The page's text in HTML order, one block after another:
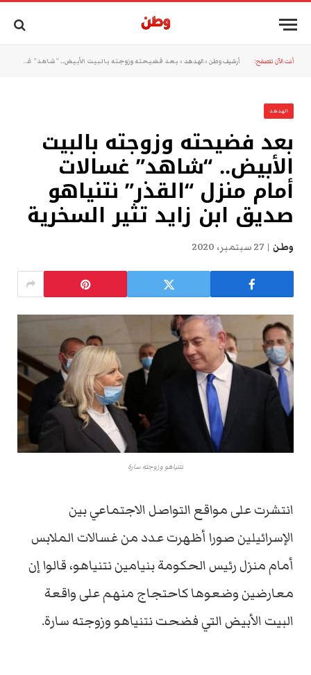
أنت الآن تتصفح: أرشيف وطن »الهدهد » بعد فضيحته وزوجته بالبيت الأبيض.. “شاهد” غسالات أمام منزل “القذر” نتنياهو صديق ابن زايد تثير السخرية
الهدهد
بعد فضيحته وزوجته بالبيت
الأبيض.. “شاهد” غسالات
أمام منزل “القذر” نتنياهو
صديق ابن زايد تثير السخرية
وطن 27 سبتمبر، 2020
نتنياهو وزوجته سارة
انتشرت على مواقع التواصل الاجتماعي بين
الإسرائيلين صورا أظهرت عدد من غسالات الملابس
أمام منزل رئيس الحكومة بنيامين نتنياهو، قالوا إن
معارضين وضعوها كاحتجاج منهم على واقعة
البيت الأبيض التي فضحت نتنياهو وزوجته سارة.